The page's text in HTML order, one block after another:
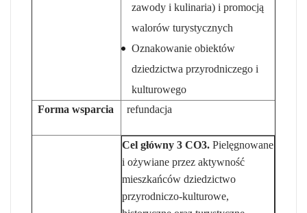
zawody i kulinaria) i promocją
walorów turystycznych
Oznakowanie obiektów
dziedzictwa przyrodniczego i
kulturowego
Forma wsparcia
refundacja
Cel główny 3 CO3. Pielęgnowane
i ożywiane przez aktywność
mieszkańców dziedzictwo
przyrodniczo-kulturowe,